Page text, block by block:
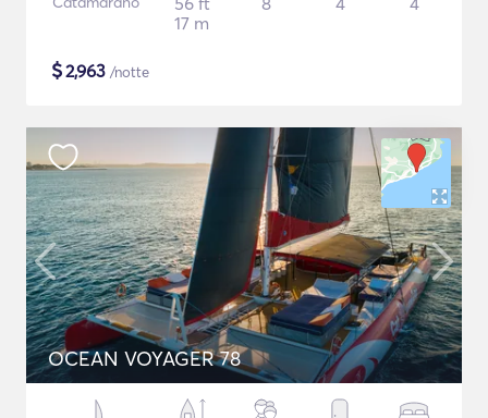
17 m
$2,963 /notte
OCEAN VOYAGER 78